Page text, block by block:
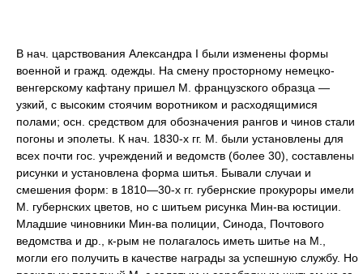
В нач. царствования Александра I были изменены формы
военной и гражд. одежды. На смену просторному немецко-
венгерскому кафтану пришел М. французского образца —
узкий, с высоким стоячим воротником и расходящимися
полами; осн. средством для обозначения рангов и чинов стали
погоны и эполеты. К нач. 1830-х гг. М. были установлены для
всех почти гос. учреждений и ведомств (более 30), составлены
рисунки и установлена форма шитья. Бывали случаи и
смешения форм: в 1810—30-х гг. губернские прокуроры имели
М. губернских цветов, но с шитьем рисунка Мин-ва юстиции.
Младшие чиновники Мин-ва полиции, Синода, Почтового
ведомства и др., к-рым не полагалось иметь шитье на М.,
могли его получить в качестве награды за успешную службу. Но